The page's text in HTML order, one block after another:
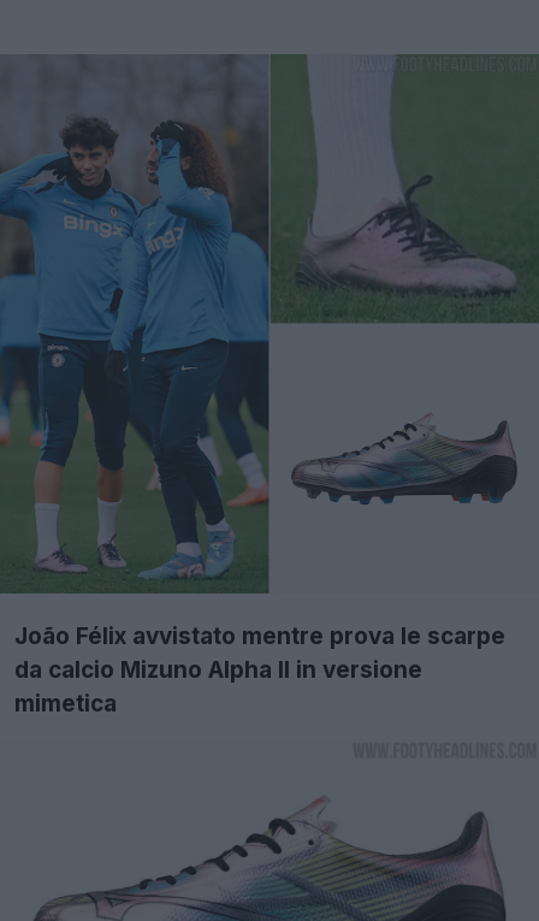
João Félix avvistato mentre prova le scarpe
da calcio Mizuno Alpha II in versione
mimetica